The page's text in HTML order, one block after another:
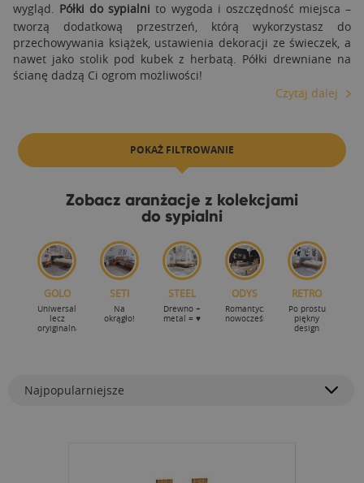
wygląd. Półki do sypialni to wygoda i oszczędność miejsca –
tworzą dodatkową przestrzeń, którą wykorzystasz do
przechowywania książek, ustawienia dekoracji ze świeczek, a
nawet jako stolik pod kubek z herbatą. Półki drewniane na
ścianę dadzą Ci ogrom możliwości!
Czytaj dalej
POKAŻ FILTROWANIE
Zobacz aranżacje z kolekcjami
do sypialni
GOLO
Uniwersalna
lecz
oryiginalna
SETI
Na
okrągło!
STEEL
Drewno +
metal = ♥
ODYS
Romantycznie-
nowocześnie
RETRO
Po prostu
piękny
design
Najpopularniejsze